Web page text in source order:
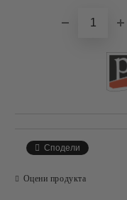
Сподели
Оцени продукта